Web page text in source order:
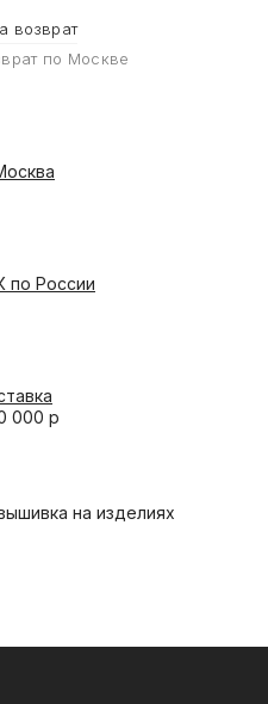
возврат
по Москве
по России
000 р
на изделиях